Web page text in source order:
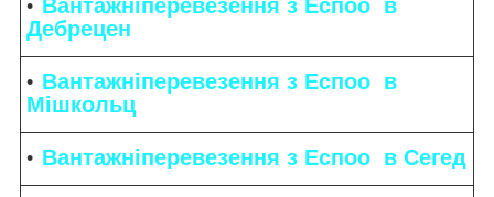
Вантажніперевезення з Еспоо в
Дебрецен
Вантажніперевезення з Еспоо в
Мішкольц
Вантажніперевезення з Еспоо в Сегед